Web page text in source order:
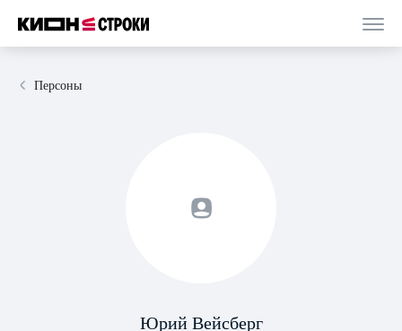
Персоны
Юрий Вейсберг